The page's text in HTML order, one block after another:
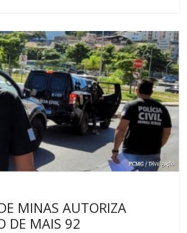
MINAS AUTORIZA
DE MAIS 92